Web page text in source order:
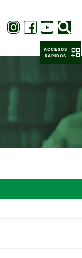
ACCESOS
RAPIDOS